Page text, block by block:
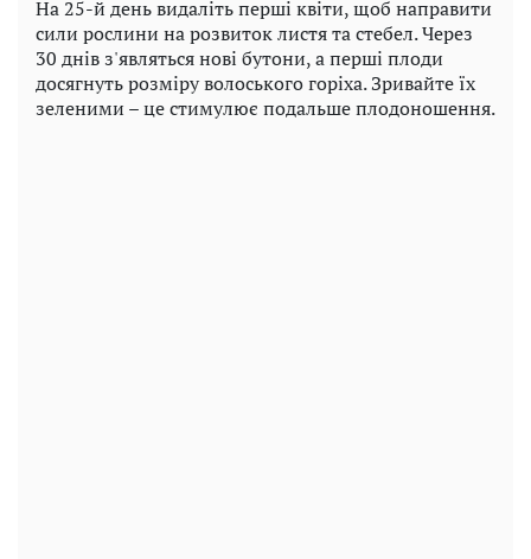
На 25-й день видаліть перші квіти, щоб направити
сили рослини на розвиток листя та стебел. Через
30 днів з'являться нові бутони, а перші плоди
досягнуть розміру волоського горіха. Зривайте їх
зеленими – це стимулює подальше плодоношення.